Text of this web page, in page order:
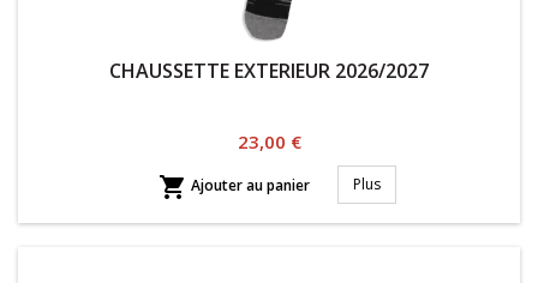
CHAUSSETTE EXTERIEUR 2026/2027
Prix
23,00 €
 Ajouter au panier Plus